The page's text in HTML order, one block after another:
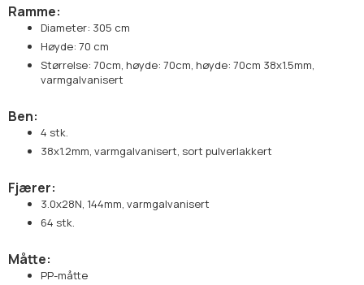
Ramme:
Diameter: 305 cm
Høyde: 70 cm
Størrelse: 70cm, høyde: 70cm, høyde: 70cm 38x1.5mm,
varmgalvanisert
Ben:
4 stk.
38x1.2mm, varmgalvanisert, sort pulverlakkert
Fjærer:
3.0x28N, 144mm, varmgalvanisert
64 stk.
Måtte:
PP-måtte